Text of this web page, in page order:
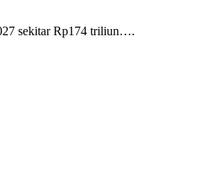
sekitar Rp174 triliun….